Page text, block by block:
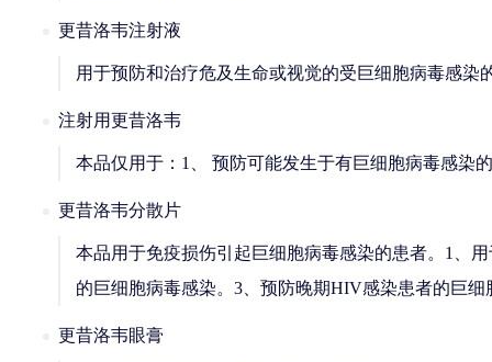
更昔洛韦注射液
用于预防和治疗危及生命或视觉的受巨细胞病毒感
注射用更昔洛韦
本品仅用于：1、 预防可能发生于有巨细胞病毒感染
更昔洛韦分散片
本品用于免疫损伤引起巨细胞病毒感染的患者。1、
的巨细胞病毒感染。3、预防晚期HIV感染患者的巨细
更昔洛韦眼膏